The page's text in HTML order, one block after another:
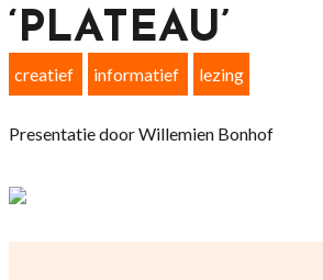
‘PLATEAU’
creatief informatief lezing
Presentatie door Willemien Bonhof